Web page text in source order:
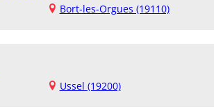
Bort-les-Orgues (19110)
Ussel (19200)